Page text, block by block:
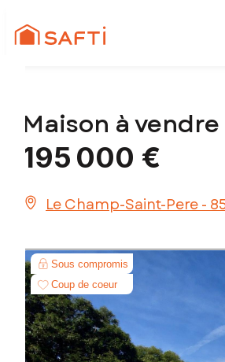
Maison à vendre
195 000 €
Le Champ-Saint-Pere -
Sous compromis
Coup de coeur